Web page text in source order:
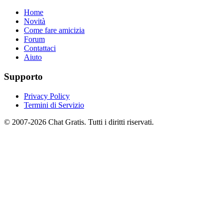
Home
Novità
Come fare amicizia
Forum
Contattaci
Aiuto
Supporto
Privacy Policy
Termini di Servizio
© 2007-2026 Chat Gratis. Tutti i diritti riservati.